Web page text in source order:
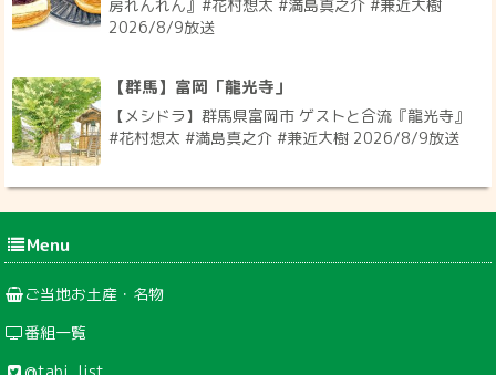
房れんれん』#花村想太 #満島真之介 #兼近大樹
2026/8/9放送
【群馬】富岡「龍光寺」
【メシドラ】群馬県富岡市 ゲストと合流『龍光寺』
#花村想太 #満島真之介 #兼近大樹 2026/8/9放送
Menu
ご当地お土産・名物
番組一覧